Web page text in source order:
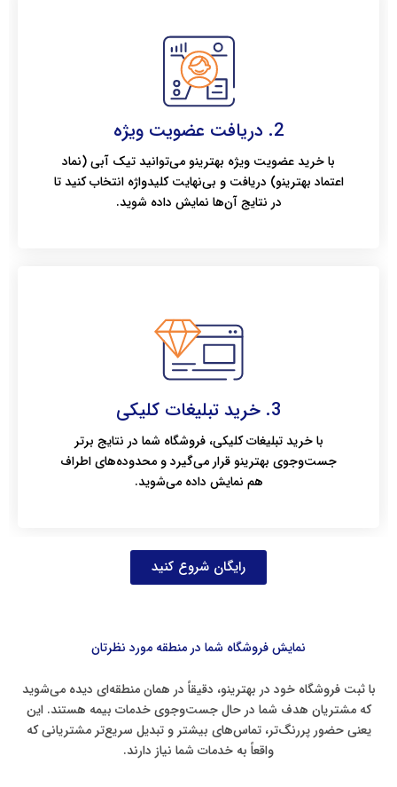
2. دریافت عضویت ویژه
با خرید عضویت ویژه بهترینو می‌توانید تیک آبی (نماد
اعتماد بهترینو) دریافت و بی‌نهایت کلیدواژه انتخاب کنید تا
در نتایج آن‌ها نمایش داده شوید.
3. خرید تبلیغات کلیکی
با خرید تبلیغات کلیکی، فروشگاه شما در نتایج برتر
جست‌وجوی بهترینو قرار می‌گیرد و محدوده‌های اطراف
هم نمایش داده می‌شوید.
رایگان شروع کنید
نمایش فروشگاه شما در منطقه مورد نظرتان
با ثبت فروشگاه خود در بهترینو، دقیقاً در همان منطقه‌ای دیده می‌شوید
که مشتریان هدف شما در حال جست‌وجوی خدمات بیمه هستند. این
یعنی حضور پررنگ‌تر، تماس‌های بیشتر و تبدیل سریع‌تر مشتریانی که
واقعاً به خدمات شما نیاز دارند.